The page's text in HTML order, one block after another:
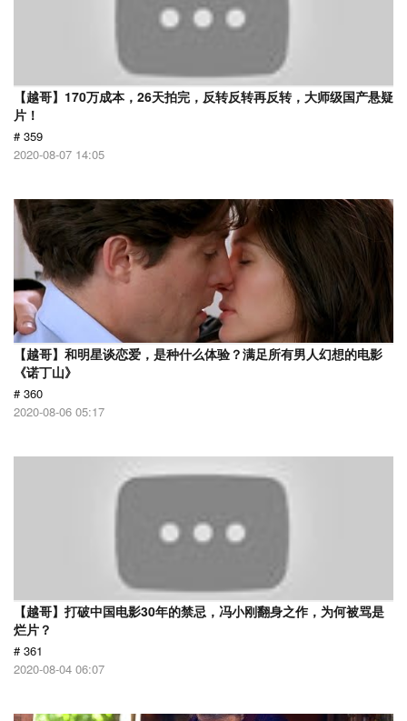
【越哥】170万成本，26天拍完，反转反转再反转，大师级国产悬疑
片！
# 359
2020-08-07 14:05
【越哥】和明星谈恋爱，是种什么体验？满足所有男人幻想的电影
《诺丁山》
# 360
2020-08-06 05:17
【越哥】打破中国电影30年的禁忌，冯小刚翻身之作，为何被骂是
烂片？
# 361
2020-08-04 06:07